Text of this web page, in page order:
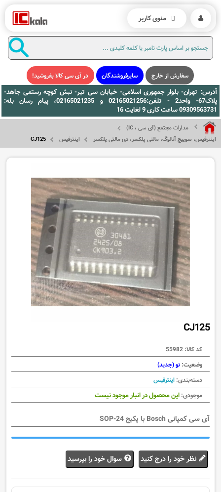
سفارش از خارج سایرفروشندگان در آی سی کالا بفروشید!
آدرس: تهران- بلوار جمهوری اسلامی- خیابان سی تیر- نبش کوچه رستمی جاهد-
پلاک67- واحد2 - تلفن:02165021256 و 02165021235، پیام رسان بله:
09309563731 ساعت کاری 9 لغایت 16
مدارات مجتمع (آی سی ، IC)
اینترفیس، سوییچ آنالوگ، مالتی پلکسر، دی مالتی پلکسر
اینترفیس CJ125
CJ125
کد کالا: 55982
وضعیت: نو (جدید)
دسته‌بندی: اینترفیس
موجودی: این محصول در انبار موجود نیست
آی سی کمپانی Bosch با پکیج SOP-24
نظر خود را درج کنید سوال خود را بپرسید
منوی کاربر